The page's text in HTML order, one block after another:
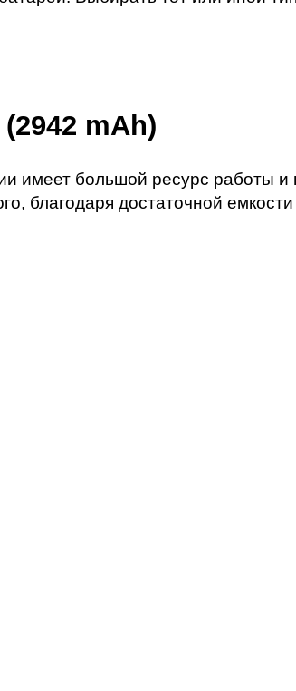
mAh)
имеет большой ресурс работы и
благодаря достаточной